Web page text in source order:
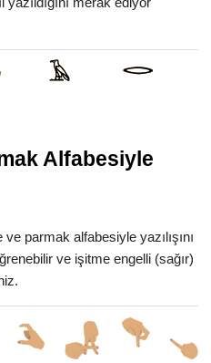
Alfabesiyle
parmak alfabesiyle yazılışını
ve işitme engelli (sağır)